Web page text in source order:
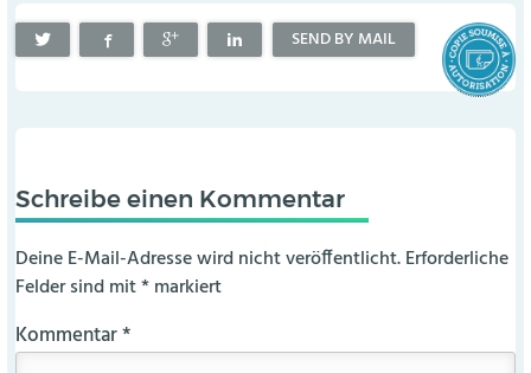
SEND BY MAIL
Schreibe einen Kommentar
Deine E-Mail-Adresse wird nicht veröffentlicht. Erforderliche
Felder sind mit*markiert
Kommentar*